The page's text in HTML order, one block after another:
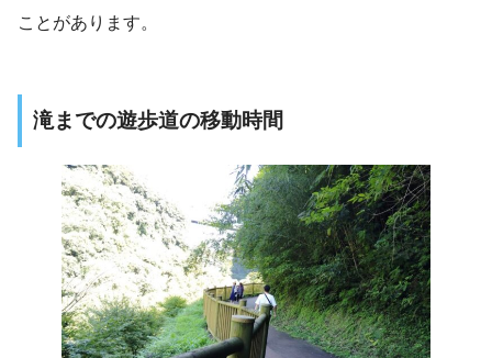
ことがあります。
滝までの遊歩道の移動時間